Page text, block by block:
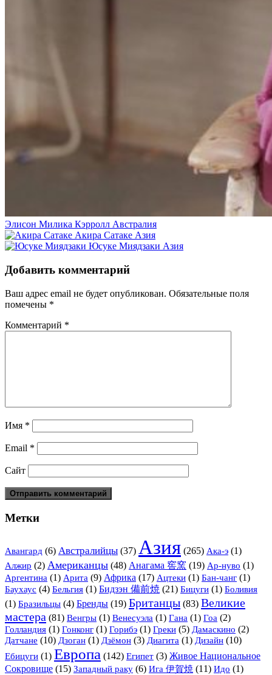
Элисон Милика Кэрролл Австралия
Акира Сатаке Азия
Юсуке Миядзаки Азия
Добавить комментарий
Ваш адрес email не будет опубликован. Обязательные поля
помечены *
Комментарий *
Имя *
Email *
Сайт
Метки
Авангард (6) Австралийцы (37) Азия (265) Ака-э (1)
Алжир (2) Американцы (48) Анагама 窖窯 (19) Ар-нуво (1)
Аргентина (1) Арита (9) Африка (17) Ацтеки (1) Бан-чанг (1)
Баухаус (4) Бельгия (1) Бидзэн 備前焼 (21) Бицуги (1) Боливия
(1) Бразильцы (4) Бренды (19) Британцы (83) Великие
мастера (81) Венгры (1) Венесуэла (1) Гана (1) Гоа (2)
Голландия (1) Гонконг (1) Горибэ (1) Греки (5) Дамаскино (2)
Датчане (10) Дзоган (1) Дзёмон (3) Диагита (1) Дизайн (10)
Ебицуги (1) Европа (142) Египет (3) Живое Национальное
Сокровище (15) Западный раку (6) Ига 伊賀焼 (11) Идо (1)